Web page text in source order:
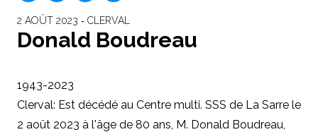
2 AOÛT 2023 ‐ CLERVAL
Donald Boudreau
1943-2023
Clerval: Est décédé au Centre multi. SSS de La Sarre le
2 août 2023 à l'âge de 80 ans, M. Donald Boudreau,